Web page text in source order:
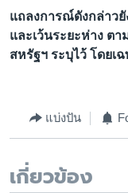
แถลงการณ์ดังกล่าว
และเว้นระยะห่าง ต
สหรัฐฯ ระบุไว้ โดย
แบ่งปัน
เกี่ยวข้อง